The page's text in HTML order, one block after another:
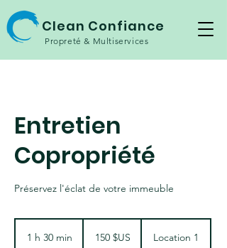
Clean Confiance
Propreté & Multiservices
Entretien
Copropriété
Préservez l'éclat de votre immeuble
1 h 30 min 150 $US Location 1